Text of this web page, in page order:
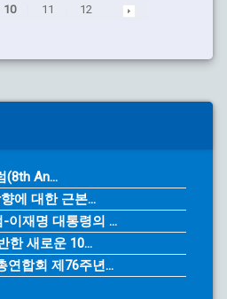
10 11 12
(8th An...
에 대한 근본...
이재명 대통령의 ...
한 새로운 10...
연합회 제76주년...